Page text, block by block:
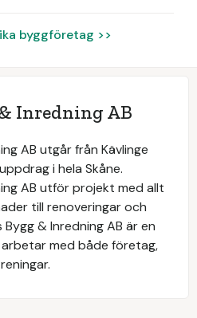
byggföretag >>
Inredning AB
AB utgår från Kävlinge
i hela Skåne.
AB utför projekt med allt
till renoveringar och
& Inredning AB är en
med både företag,